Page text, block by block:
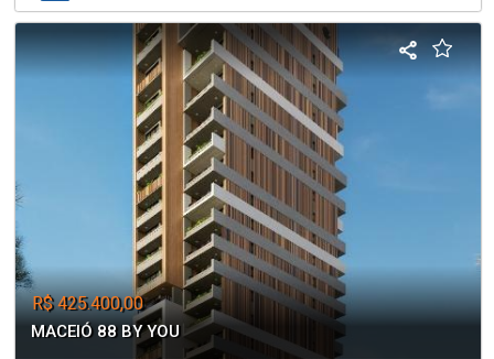
R$ 425.400,00
MACEIÓ 88 BY YOU